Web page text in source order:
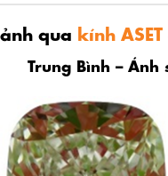
qua kính ASET
Trung Bình –